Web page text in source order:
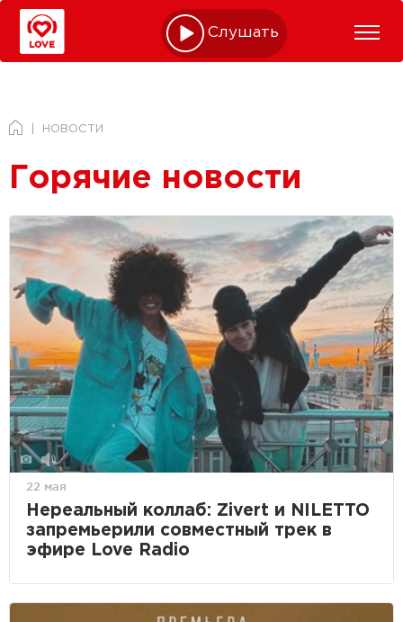
Слушать online
НОВОСТИ
Горячие новости
22 мая
Нереальный коллаб: Zivert и NILETTO
запремьерили совместный трек в
эфире Love Radio